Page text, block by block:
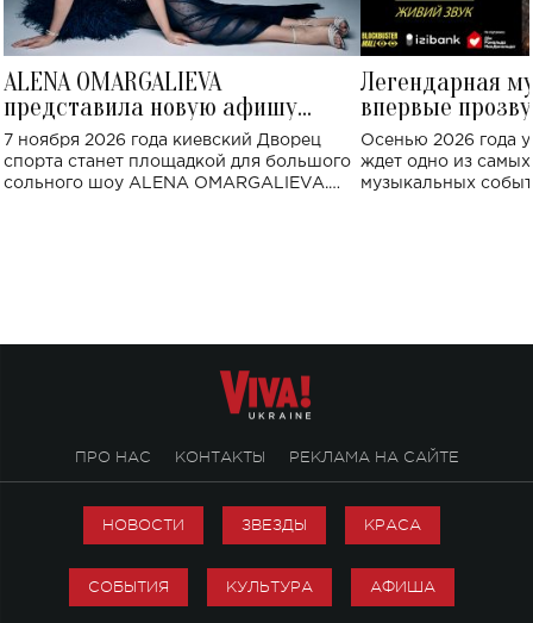
ALENA OMARGALIEVA
представила новую афишу
большого концерта во Дворце
спорта
7 ноября 2026 года киевский Дворец
спорта станет площадкой для большого
сольного шоу ALENA OMARGALIEVA.
Легендарная
впервые
Украине: где
Осенью 2026 года
ждет одно из
музыкальных
ПРО НАС КОНТАКТЫ РЕКЛАМА НА САЙТЕ
НОВОСТИ ЗВЕЗДЫ КРАСА
СОБЫТИЯ КУЛЬТУРА АФИША